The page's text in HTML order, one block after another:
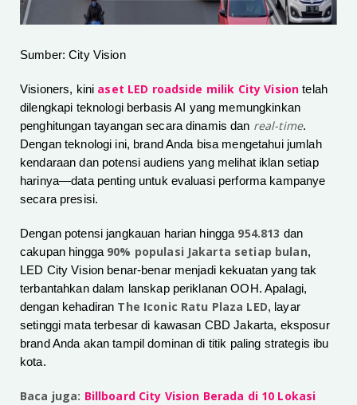
Sumber: City Vision
Visioners, kini aset LED roadside milik City Vision telah
dilengkapi teknologi berbasis AI yang memungkinkan
penghitungan tayangan secara dinamis dan real-time.
Dengan teknologi ini, brand Anda bisa mengetahui jumlah
kendaraan dan potensi audiens yang melihat iklan setiap
harinya—data penting untuk evaluasi performa kampanye
secara presisi.
Dengan potensi jangkauan harian hingga 954.813 dan
cakupan hingga 90% populasi Jakarta setiap bulan,
LED City Vision benar-benar menjadi kekuatan yang tak
terbantahkan dalam lanskap periklanan OOH. Apalagi,
dengan kehadiran The Iconic Ratu Plaza LED, layar
setinggi mata terbesar di kawasan CBD Jakarta, eksposur
brand Anda akan tampil dominan di titik paling strategis ibu
kota.
Baca juga: Billboard City Vision Berada di 10 Lokasi